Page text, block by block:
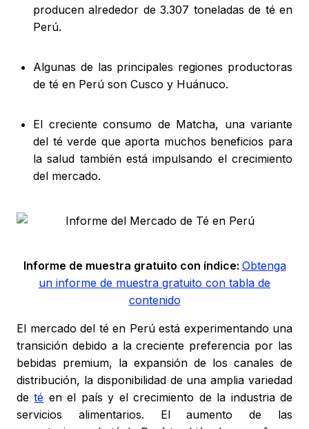
producen alrededor de 3.307 toneladas de té en
Perú.
Algunas de las principales regiones productoras
de té en Perú son Cusco y Huánuco.
El creciente consumo de Matcha, una variante
del té verde que aporta muchos beneficios para
la salud también está impulsando el crecimiento
del mercado.
Informe de muestra gratuito con índice: Obtenga
un informe de muestra gratuito con tabla de
contenido
El mercado del té en Perú está experimentando una
transición debido a la creciente preferencia por las
bebidas premium, la expansión de los canales de
distribución, la disponibilidad de una amplia variedad
deté en el país y el crecimiento de la industria de
servicios alimentarios. El aumento de las